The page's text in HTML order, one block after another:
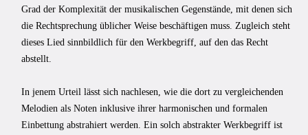
Grad der Komplexität der musikalischen Gegenstände, mit denen sich
die Rechtsprechung üblicher Weise beschäftigen muss. Zugleich steht
dieses Lied sinnbildlich für den Werkbegriff, auf den das Recht
abstellt.
In jenem Ur­teil lässt sich nachlesen, wie die dort zu vergleichenden
Melodien als Noten inklusive ihrer harmonischen und formalen
Einbettung abstrahiert werden. Ein solch abstrakter Werkbegriff ist